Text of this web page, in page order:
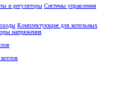
и регуляторы Системы управления
Комплектующие для котельных
напряжения